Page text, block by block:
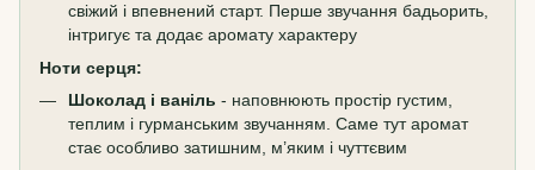
свіжий і впевнений старт. Перше звучання бадьорить,
інтригує та додає аромату характеру
Ноти серця:
Шоколад і ваніль - наповнюють простір густим,
теплим і гурманським звучанням. Саме тут аромат
стає особливо затишним, м’яким і чуттєвим